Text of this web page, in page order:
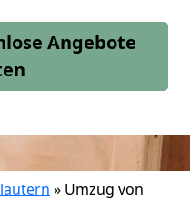
Angebote
» Umzug von